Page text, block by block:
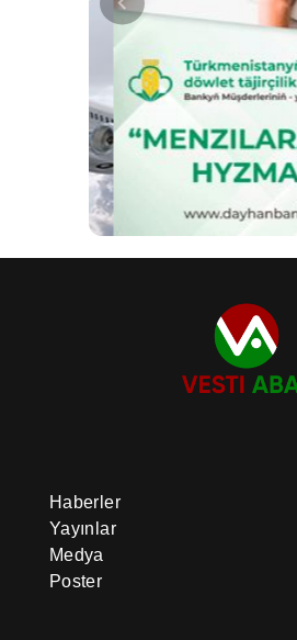
Haberler
Yayınlar
Medya
Poster